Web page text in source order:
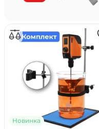
Новинка